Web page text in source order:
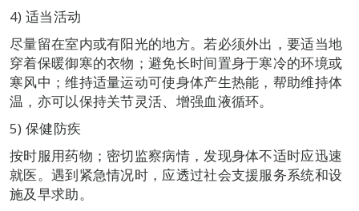
4) 适当活动
尽量留在室内或有阳光的地方。若必须外出，要适当地
穿着保暖御寒的衣物；避免长时间置身于寒冷的环境或
寒风中；维持适量运动可使身体产生热能，帮助维持体
温，亦可以保持关节灵活、增强血液循环。
5) 保健防疾
按时服用药物；密切监察病情，发现身体不适时应迅速
就医。遇到紧急情况时，应透过社会支援服务系统和设
施及早求助。